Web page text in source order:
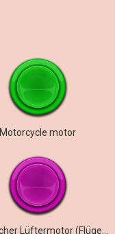
Motorcycle motor